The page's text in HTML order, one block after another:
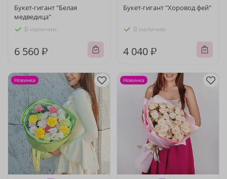
Букет-гигант "Белая
медведица"
В наличии
6 560 ₽
Букет-гигант "Хоровод фей"
В наличии
4 040 ₽
Новинка Новинка